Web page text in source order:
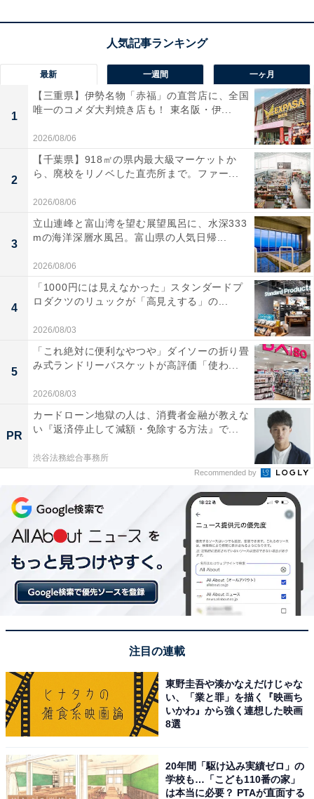
ます。
「アマネク別府ゆらり」の口コミは？
「アマネク別府ゆらり」には、以下のような口コミが寄
せられています。
屋上のインフィニティプールから望む別府湾の絶景
が素晴らしい
竹細工を取り入れた客室はデザイン性が高く清潔感
大分名物のりゅうきゅうを楽しめる朝食ビュッフェ
が美味しい
最新 一週間 一ヶ月
1
【三重県】伊勢名物「赤福」の直営店に、全国
唯一のコメダ大判焼き店も！ 東名阪・伊...
2026/08/06
2
【千葉県】918㎡の県内最大級マーケットか
ら、廃校をリノベした直売所まで。ファー...
2026/08/06
3
立山連峰と富山湾を望む展望風呂に、水深333
mの海洋深層水風呂。富山県の人気日帰...
2026/08/06
4
「1000円には見えなかった」スタンダードプ
ロダクツのリュックが「高見えする」の...
2026/08/03
5
「これ絶対に便利なやつや」ダイソーの折り畳
み式ランドリーバスケットが高評価「使わ...
2026/08/03
PR
カードローン地獄の人は、消費者金融が教えな
い『返済停止して減額・免除する方法』で...
渋谷法務総合事務所
Recommended by
注目の連載
東野圭吾や湊かなえだけじゃな
い、「業と罪」を描く『映画ち
いかわ』から強く連想した映画
8選
20年間「駆け込み実績ゼロ」の
学校も…「こども110番の家」
は本当に必要？ PTAが直面する